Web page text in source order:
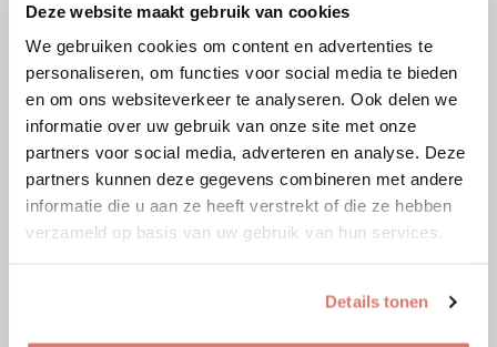
Deze website maakt gebruik van cookies
We gebruiken cookies om content en advertenties te
personaliseren, om functies voor social media te bieden
en om ons websiteverkeer te analyseren. Ook delen we
informatie over uw gebruik van onze site met onze
partners voor social media, adverteren en analyse. Deze
partners kunnen deze gegevens combineren met andere
informatie die u aan ze heeft verstrekt of die ze hebben
verzameld op basis van uw gebruik van hun services.
Details tonen